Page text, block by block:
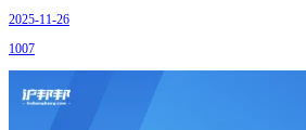
2025-11-26
1007